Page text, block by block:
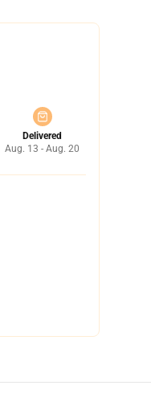
Delivered
Aug. 13 - Aug. 20